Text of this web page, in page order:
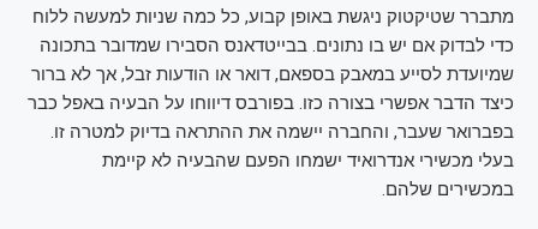
מתברר שטיקטוק ניגשת באופן קבוע, כל כמה שניות למעשה ללוח
כדי לבדוק אם יש בו נתונים. בבייטדאנס הסבירו שמדובר בתכונה
שמיועדת לסייע במאבק בספאם, דואר או הודעות זבל, אך לא ברור
כיצד הדבר אפשרי בצורה כזו. בפורבס דיווחו על הבעיה באפל כבר
בפברואר שעבר, והחברה יישמה את ההתראה בדיוק למטרה זו.
בעלי מכשירי אנדרואיד ישמחו הפעם שהבעיה לא קיימת
במכשירים שלהם.